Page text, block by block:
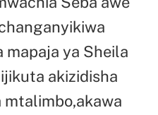
mapaja ya Sheila
akizidisha
mtalimbo,akawa